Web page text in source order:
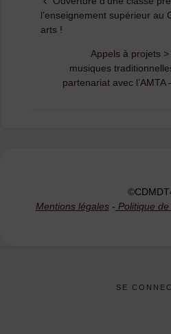
l’enseignement supérieur au
arts !
Appels à projets
musiques
partenariat avec
Mentions légales- Politique
SE